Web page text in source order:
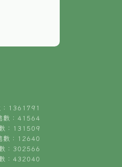
1361791
數：41564
：131509
數：12640
：302566
：432040